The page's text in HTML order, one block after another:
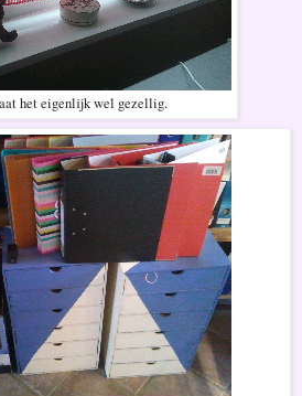
het eigenlijk wel gezellig.